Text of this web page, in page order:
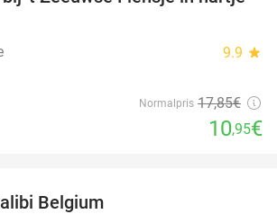
9.9 star
Normalpris 17,85€
10,95€
Belgium